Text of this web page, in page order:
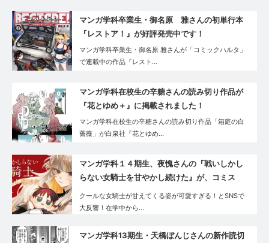
マンガ学科卒業生・御名原 雅さんの初単行本
『レストア！』が好評発売中です！
マンガ学科卒業生・御名原 雅さんが「コミックハルタ」
で連載中の作品『レスト…
マンガ学科在校生の辛糖さんの読み切り作品が
『花とゆめ＋』に掲載されました！
マンガ学科在校生の辛糖さんの読み切り作品「箱庭の白
薔薇」が白泉社『花とゆめ…
マンガ学科１４期生、夜愧さんの『戦いしかし
らない女騎士を甘やかし続けた』が、コミス
マ・GANMA!で好評連載中です！
クールな女騎士が甘えてくる姿が可愛すぎる！とSNSで
大反響！在学中から…
マンガ学科13期生・天橋ぼんじさんの新作読切